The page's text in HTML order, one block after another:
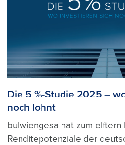
Die 5 %-Studie 2025 –
noch lohnt
bulwiengesa hat zum elftern
Renditepotenziale der